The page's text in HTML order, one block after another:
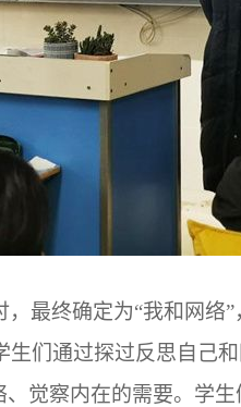
最终确定为“我和网络
生们通过探过反思自己
、觉察内在的需要。学